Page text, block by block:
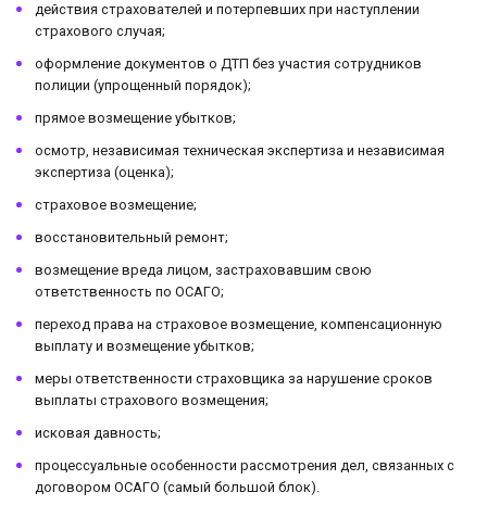
действия страхователей и потерпевших при наступлении
страхового случая;
оформление документов о ДТП без участия сотрудников
полиции (упрощенный порядок);
прямое возмещение убытков;
осмотр, независимая техническая экспертиза и независимая
экспертиза (оценка);
страховое возмещение;
восстановительный ремонт;
возмещение вреда лицом, застраховавшим свою
ответственность по ОСАГО;
переход права на страховое возмещение, компенсационную
выплату и возмещение убытков;
меры ответственности страховщика за нарушение сроков
выплаты страхового возмещения;
исковая давность;
процессуальные особенности рассмотрения дел, связанных с
договором ОСАГО (самый большой блок).